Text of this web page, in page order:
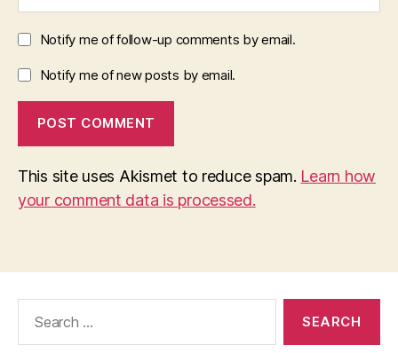
Notify me of follow-up comments by email.
Notify me of new posts by email.
This site uses Akismet to reduce spam. Learn how
your comment data is processed.